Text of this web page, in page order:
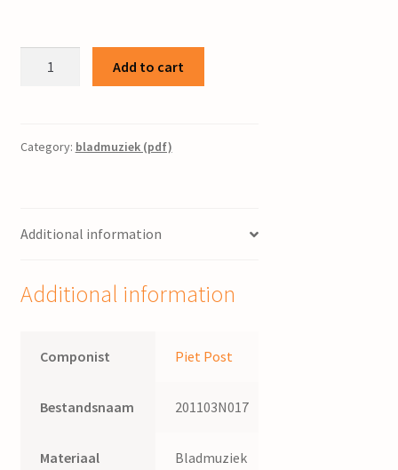
Piet
Add to cart
Category: bladmuziek (pdf)
Additional information
Additional information
Componist Piet Post
Bestandsnaam 201103N017
Materiaal Bladmuziek